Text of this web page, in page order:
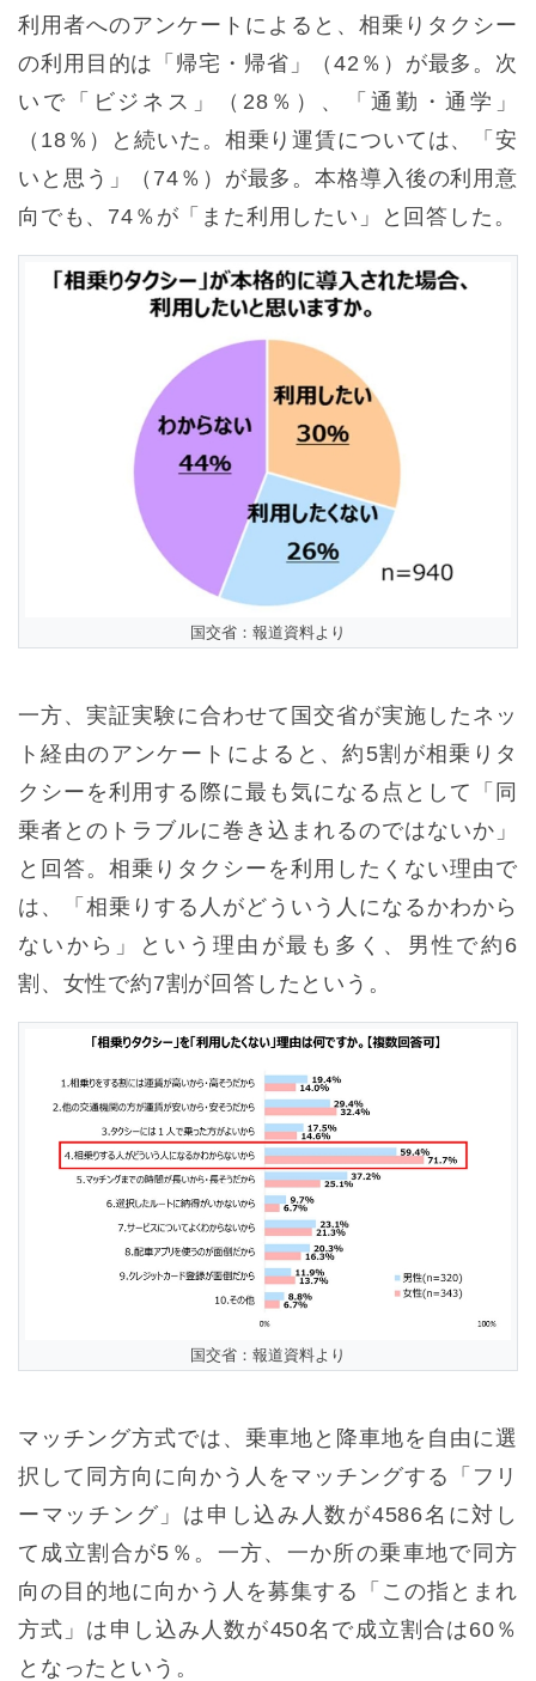
利用者へのアンケートによると、相乗りタクシー
の利用目的は「帰宅・帰省」（42％）が最多。次
いで「ビジネス」（28％）、「通勤・通学」
（18％）と続いた。相乗り運賃については、「安
いと思う」（74％）が最多。本格導入後の利用意
向でも、74％が「また利用したい」と回答した。
国交省：報道資料より
一方、実証実験に合わせて国交省が実施したネッ
ト経由のアンケートによると、約5割が相乗りタ
クシーを利用する際に最も気になる点として「同
乗者とのトラブルに巻き込まれるのではないか」
と回答。相乗りタクシーを利用したくない理由で
は、「相乗りする人がどういう人になるかわから
ないから」という理由が最も多く、男性で約6
割、女性で約7割が回答したという。
国交省：報道資料より
マッチング方式では、乗車地と降車地を自由に選
択して同方向に向かう人をマッチングする「フリ
ーマッチング」は申し込み人数が4586名に対し
て成立割合が5％。一方、一か所の乗車地で同方
向の目的地に向かう人を募集する「この指とまれ
方式」は申し込み人数が450名で成立割合は60％
となったという。